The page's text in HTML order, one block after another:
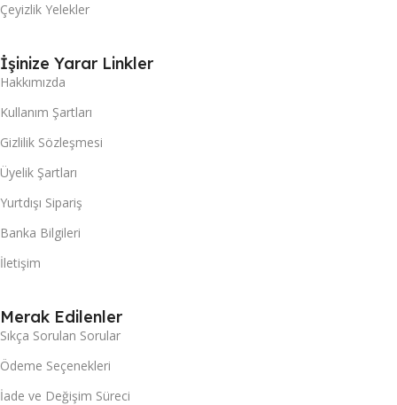
Çeyizlik Yelekler
İşinize Yarar Linkler
Hakkımızda
Kullanım Şartları
Gizlilik Sözleşmesi
Üyelik Şartları
Yurtdışı Sipariş
Banka Bilgileri
İletişim
Merak Edilenler
Sıkça Sorulan Sorular
Ödeme Seçenekleri
İade ve Değişim Süreci